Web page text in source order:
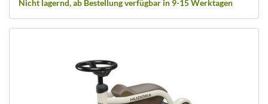
Nicht lagernd, ab Bestellung verfügbar in 9-15 Werktagen